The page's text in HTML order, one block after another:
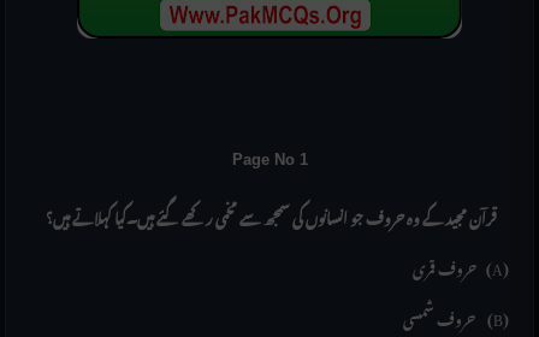
Page No 1
قرآن مجید کے وہ حروف جو انسانوں کی سمجھ سے مخمی رکھے گئے ہیں۔کیا کہلاتے ہیں؟
حروف قمری (A)
حروف شمسی (B)